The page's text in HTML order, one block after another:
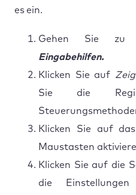
es ein.
Gehen Sie zu
Eingabehilfen.
Klicken Sie auf
Sie die
Klicken Sie auf
Maustasten
Klicken Sie auf die
die